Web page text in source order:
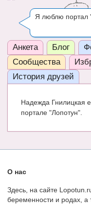
РАЗВИТИЕ
ВОПРОС-ОТВЕТ
ЧАТ
КНИГИ
Сказки
СООБЩЕСТВА
Я люблю портал
Анкета Блог
Сообщества
История друзей
Надежда Гнилицкая
портале "Лопотун".
О нас
Здесь, на сайте
беременности и родах, а